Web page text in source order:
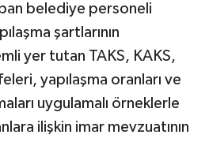
belediye personeli
şartlarının
yer tutan TAKS, KAKS,
yapılaşma oranları ve
uygulamalı örneklerle
ilişkin imar mevzuatının